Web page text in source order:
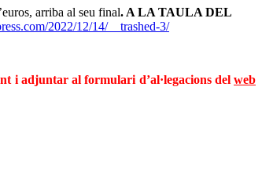
arriba al seu final. A LA TAULA DEL
2022/12/14/__trashed-3/
i adjuntar al formulari d’al·legacions del web